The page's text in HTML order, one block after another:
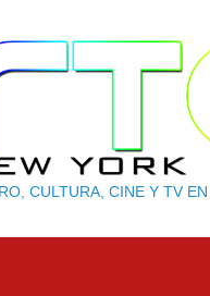
CULTURA, CINE Y TV